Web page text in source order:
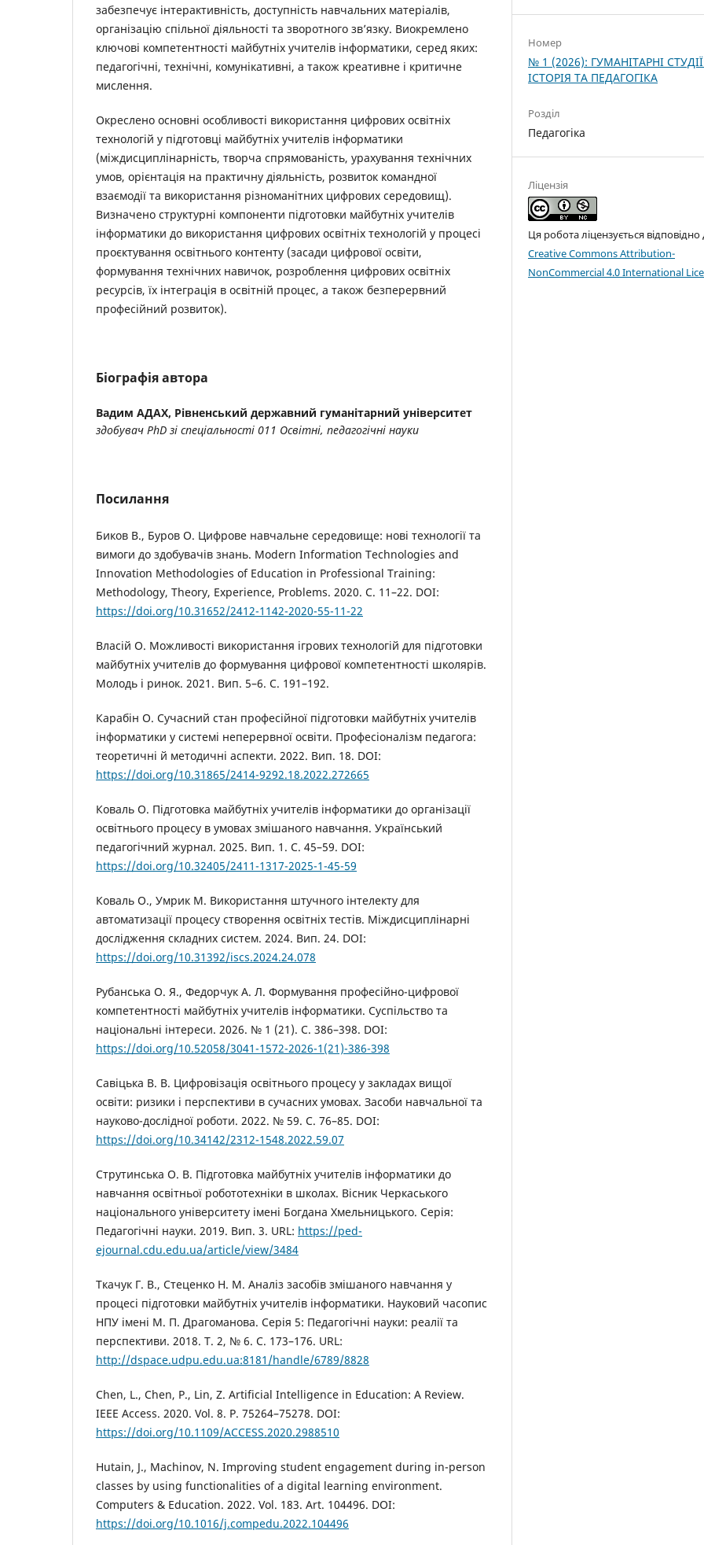
забезпечує інтерактивність, доступність навчальних матеріалів,
організацію спільної діяльності та зворотного зв’язку. Виокремлено
ключові компетентності майбутніх учителів інформатики, серед яких:
педагогічні, технічні, комунікативні, а також креативне і критичне
мислення.
Окреслено основні особливості використання цифрових освітніх
технологій у підготовці майбутніх учителів інформатики
(міждисциплінарність, творча спрямованість, урахування технічних
умов, орієнтація на практичну діяльність, розвиток командної
взаємодії та використання різноманітних цифрових середовищ).
Визначено структурні компоненти підготовки майбутніх учителів
інформатики до використання цифрових освітніх технологій у процесі
проєктування освітнього контенту (засади цифрової освіти,
формування технічних навичок, розроблення цифрових освітніх
ресурсів, їх інтеграція в освітній процес, а також безперервний
професійний розвиток).
Біографія автора
Вадим АДАХ, Рівненський державний гуманітарний університет
здобувач PhD зі спеціальності 011 Освітні, педагогічні науки
Посилання
Биков В., Буров О. Цифрове навчальне середовище: нові технології та
вимоги до здобувачів знань. Modern Information Technologies and
Innovation Methodologies of Education in Professional Training:
Methodology, Theory, Experience, Problems. 2020. С. 11–22. DOI:
https://doi.org/10.31652/2412-1142-2020-55-11-22
Власій О. Можливості використання ігрових технологій для підготовки
майбутніх учителів до формування цифрової компетентності школярів.
Молодь і ринок. 2021. Вип. 5–6. С. 191–192.
Карабін О. Сучасний стан професійної підготовки майбутніх учителів
інформатики у системі неперервної освіти. Професіоналізм педагога:
теоретичні й методичні аспекти. 2022. Вип. 18. DOI:
https://doi.org/10.31865/2414-9292.18.2022.272665
Коваль О. Підготовка майбутніх учителів інформатики до організації
освітнього процесу в умовах змішаного навчання. Український
педагогічний журнал. 2025. Вип. 1. С. 45–59. DOI:
https://doi.org/10.32405/2411-1317-2025-1-45-59
Коваль О., Умрик М. Використання штучного інтелекту для
автоматизації процесу створення освітніх тестів. Міждисциплінарні
дослідження складних систем. 2024. Вип. 24. DOI:
https://doi.org/10.31392/iscs.2024.24.078
Рубанська О. Я., Федорчук А. Л. Формування професійно-цифрової
компетентності майбутніх учителів інформатики. Суспільство та
національні інтереси. 2026. № 1 (21). С. 386–398. DOI:
https://doi.org/10.52058/3041-1572-2026-1(21)-386-398
Савіцька В. В. Цифровізація освітнього процесу у закладах вищої
освіти: ризики і перспективи в сучасних умовах. Засоби навчальної та
науково-дослідної роботи. 2022. № 59. С. 76–85. DOI:
https://doi.org/10.34142/2312-1548.2022.59.07
Струтинська О. В. Підготовка майбутніх учителів інформатики до
навчання освітньої робототехніки в школах. Вісник Черкаського
національного університету імені Богдана Хмельницького. Серія:
Педагогічні науки. 2019. Вип. 3. URL: https://ped-
ejournal.cdu.edu.ua/article/view/3484
Ткачук Г. В., Стеценко Н. М. Аналіз засобів змішаного навчання у
процесі підготовки майбутніх учителів інформатики. Науковий часопис
НПУ імені М. П. Драгоманова. Серія 5: Педагогічні науки: реалії та
перспективи. 2018. Т. 2, № 6. С. 173–176. URL:
http://dspace.udpu.edu.ua:8181/handle/6789/8828
Chen, L., Chen, P., Lin, Z. Artificial Intelligence in Education: A Review.
IEEE Access. 2020. Vol. 8. P. 75264–75278. DOI:
https://doi.org/10.1109/ACCESS.2020.2988510
Hutain, J., Machinov, N. Improving student engagement during in-person
classes by using functionalities of a digital learning environment.
Computers & Education. 2022. Vol. 183. Art. 104496. DOI:
https://doi.org/10.1016/j.compedu.2022.104496
Номер
№ 1 (2026): ГУМАНІТАРНІ
ІСТОРІЯ ТА ПЕДАГОГІКА
Розділ
Педагогіка
Ліцензія
Ця робота ліцензується відповідно
Creative Commons Attribution-
NonCommercial 4.0 International